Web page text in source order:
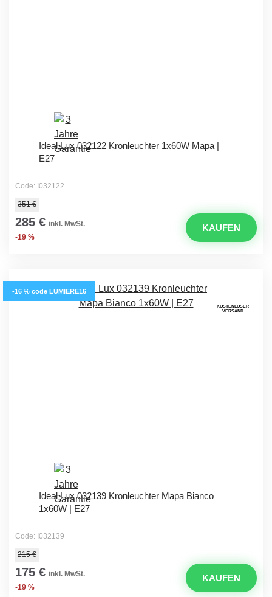
Ideal Lux 032122 Kronleuchter 1x60W Mapa |
E27
Code: I032122
351 €
285 € inkl. MwSt.
-19 %
KAUFEN
-16 % code LUMIERE16
KOSTENLOSER
VERSAND
Ideal Lux 032139 Kronleuchter Mapa Bianco
1x60W | E27
Code: I032139
215 €
175 € inkl. MwSt.
-19 %
KAUFEN